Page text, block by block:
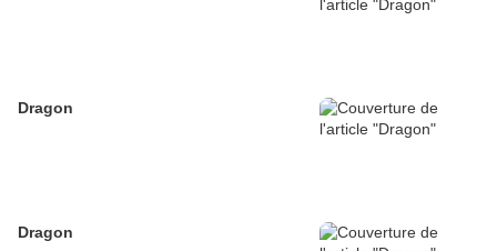
Dragon
Dragon